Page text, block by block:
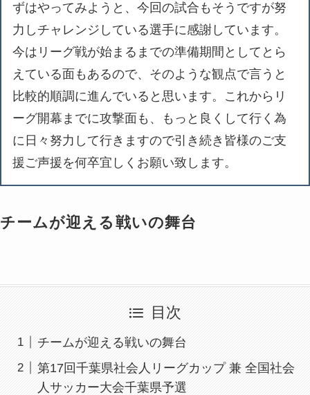
ずはやってみようと、今回の試合もそうですが努
力しチャレンジしている選手に感謝しています。
今はリーグ戦が始まるまでの準備期間としてとら
えている面もあるので、そのような観点で言うと
比較的順調に進んでいると思います。これからリ
ーグ開幕までに攻撃面も、もっと良くして行く為
に日々努力して行きますので引き続き皆様のご支
援ご声援を何卒宜しくお願い致します。
チームが迎える戦いの舞台
目次
チームが迎える戦いの舞台
第17回千葉県社会人リーグカップ 兼 全国社会
人サッカー大会千葉県予選